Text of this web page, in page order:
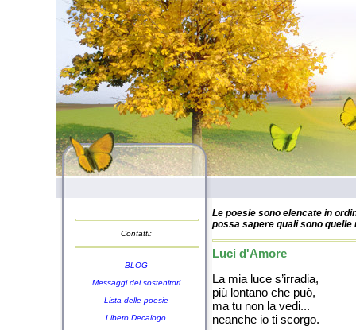
Contatti:
BLOG
Messaggi dei sostenitori
Lista delle poesie
Libero Decalogo
Le poesie sono elencate in
possa sapere quali sono
Luci d'Amore
La mia luce s’irradia,
più lontano che può,
ma tu non la vedi...
neanche io ti scorgo.